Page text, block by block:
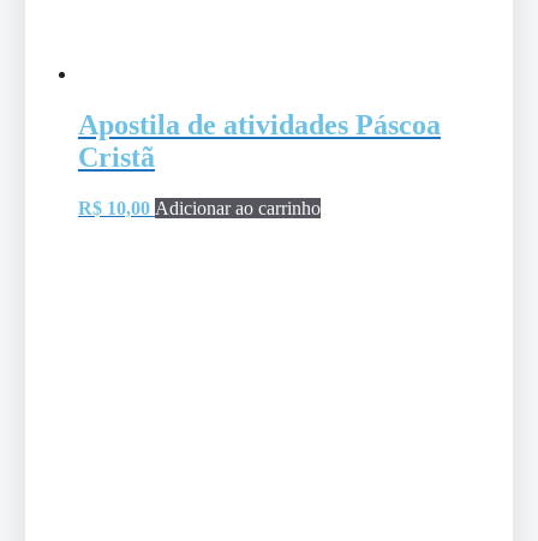
Apostila de atividades Páscoa
Cristã
R$10,00 Adicionar ao carrinho